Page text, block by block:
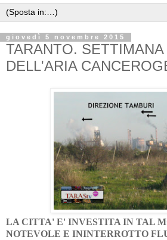
giovedì 5 novembre 2015
TARANTO.
DELL'ARIA
LA CITTA' E' INVESTITA IN TAL
NOTEVOLE E ININTERROTTO